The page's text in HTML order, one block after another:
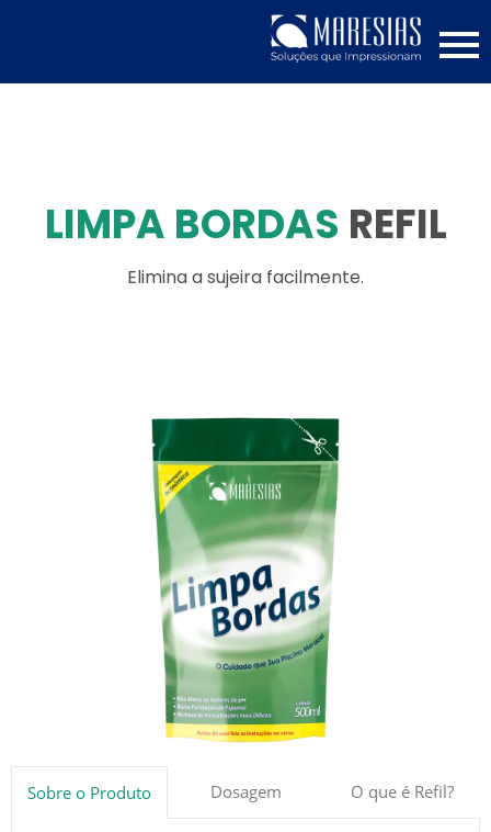
LIMPA BORDAS REFIL
Elimina a sujeira facilmente.
Sobre o Produto Dosagem O que é Refil?